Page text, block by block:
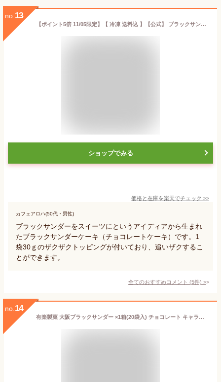
no. 13
【ポイント5倍 11/05限定】【 冷凍 送料込 】【公式】 ブラックサンダー ケーキ チョコケーキ チョコレートケーキ スイーツ 2025 誕生日 ギフト プレゼント お取り寄せ 4号 バースデーケーキ パーティー 子ども おしゃれ アイスケーキ チョコアイス
ショップでみる
価格と在庫を楽天でチェック >>
カフェアロハ(50代・男性)
ブラックサンダーをスイーツにというアイディアから生まれ
たブラックサンダーケーキ（チョコレートケーキ）です。1
袋30ｇのザクザクトッピングが付いており、追いザクするこ
とができます。
全てのおすすめコメント (5件) >
no. 14
有楽製菓 大阪ブラックサンダー ×1箱(20袋入) チョコレート キャラメル 箱 大阪 ギフト お土産 手土産 ご当地